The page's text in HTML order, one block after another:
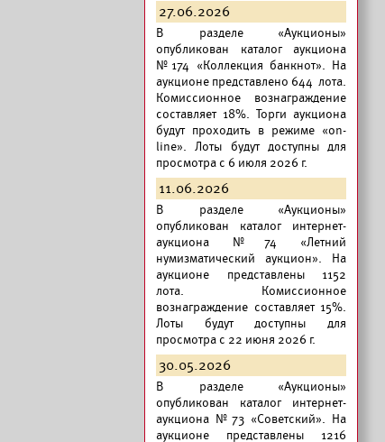
27.06.2026
В разделе «Аукционы»
опубликован каталог аукциона
№174 «Коллекция банкнот». На
аукционе представлено 644 лота.
Комиссионное вознаграждение
составляет 18%. Торги аукциона
будут проходить в режиме «on-
line». Лоты будут доступны для
просмотра с 6 июля 2026 г.
11.06.2026
В разделе «Аукционы»
опубликован каталог интернет-
аукциона №74 «Летний
нумизматический аукцион». На
аукционе представлены 1152
лота. Комиссионное
вознаграждение составляет 15%.
Лоты будут доступны для
просмотра с 22 июня 2026 г.
30.05.2026
В разделе «Аукционы»
опубликован каталог интернет-
аукциона №73 «Советский». На
аукционе представлены 1216